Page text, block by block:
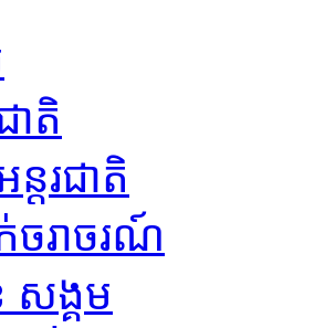
ាតិ
តរជាតិ
ក់​ចរាចរណ៍
ង្គម